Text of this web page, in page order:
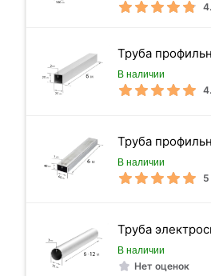
Труба
В наличии
Труба
В наличии
5
Труба
В наличии
Нет оценок
Количество штук в 1 тонне
Цена указана